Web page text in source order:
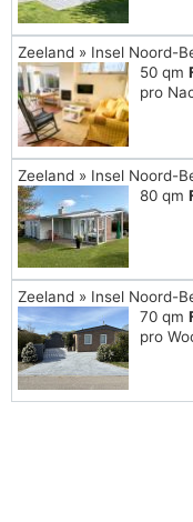
Zeeland » Insel Noord-
50 qm
pro
Zeeland » Insel Noord-
80 qm
Zeeland » Insel Noord-
70 qm
pro